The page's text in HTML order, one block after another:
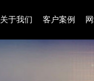
关于我们 客户案例